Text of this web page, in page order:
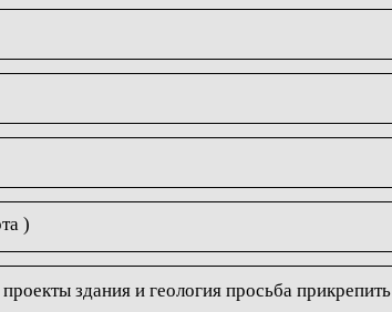
)
здания и геология просьба прикрепить